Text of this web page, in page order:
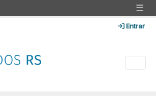
☰
Entrar